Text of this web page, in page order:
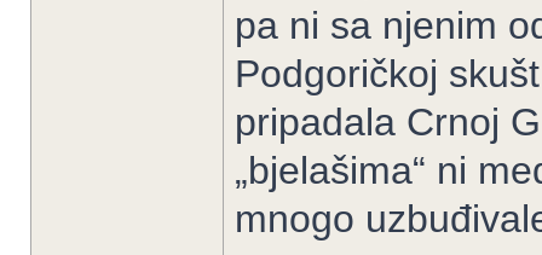
pa ni sa njenim
Podgoričkoj
pripadala Crnoj
„bjelašima“ ni
mnogo